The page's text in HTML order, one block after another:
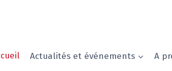
Actualités et événements A